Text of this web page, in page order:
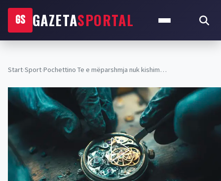
GS GAZETASPORTAL
Start›Sport›Pochettino Te e mëparshmja nuk kishim…